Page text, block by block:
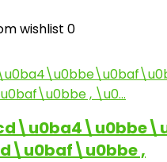
wishlist 0
,